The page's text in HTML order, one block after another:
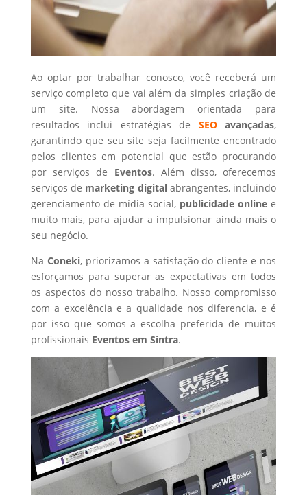
Ao optar por trabalhar conosco, você receberá um
serviço completo que vai além da simples criação de
um site. Nossa abordagem orientada para
resultados inclui estratégias de SEOavançadas,
garantindo que seu site seja facilmente encontrado
pelos clientes em potencial que estão procurando
por serviços de Eventos. Além disso, oferecemos
serviços de marketing digital abrangentes, incluindo
gerenciamento de mídia social, publicidade online e
muito mais, para ajudar a impulsionar ainda mais o
seu negócio.
Na Coneki, priorizamos a satisfação do cliente e nos
esforçamos para superar as expectativas em todos
os aspectos do nosso trabalho. Nosso compromisso
com a excelência e a qualidade nos diferencia, e é
por isso que somos a escolha preferida de muitos
profissionais Eventosem Sintra.